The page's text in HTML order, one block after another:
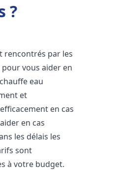
?
rencontrés par les
vous aider en
eau
et
en cas
en cas
les délais les
sont
à votre budget.